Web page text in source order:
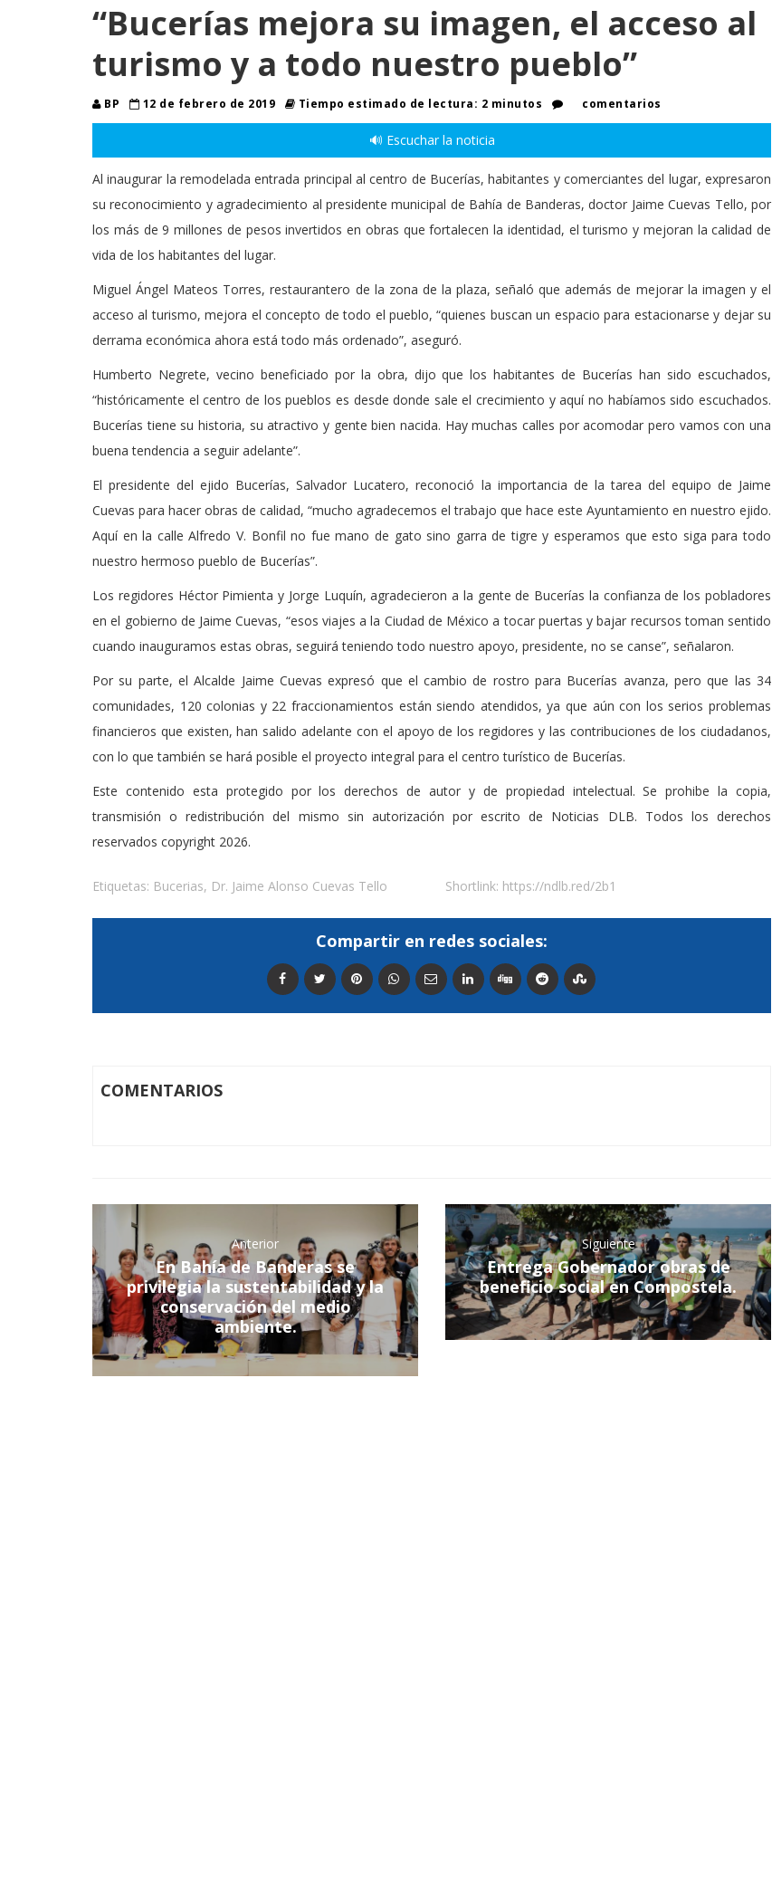
“Bucerías mejora su imagen, el acceso al
turismo y a todo nuestro pueblo”
BP 12 de febrero de 2019 Tiempo estimado de lectura: 2 minutos comentarios
🔊 Escuchar la noticia
Al inaugurar la remodelada entrada principal al centro de Bucerías, habitantes y comerciantes del lugar, expresaron
su reconocimiento y agradecimiento al presidente municipal de Bahía de Banderas, doctor Jaime Cuevas Tello, por
los más de 9 millones de pesos invertidos en obras que fortalecen la identidad, el turismo y mejoran la calidad de
vida de los habitantes del lugar.
Miguel Ángel Mateos Torres, restaurantero de la zona de la plaza, señaló que además de mejorar la imagen y el
acceso al turismo, mejora el concepto de todo el pueblo, “quienes buscan un espacio para estacionarse y dejar su
derrama económica ahora está todo más ordenado”, aseguró.
Humberto Negrete, vecino beneficiado por la obra, dijo que los habitantes de Bucerías han sido escuchados,
“históricamente el centro de los pueblos es desde donde sale el crecimiento y aquí no habíamos sido escuchados.
Bucerías tiene su historia, su atractivo y gente bien nacida. Hay muchas calles por acomodar pero vamos con una
buena tendencia a seguir adelante”.
El presidente del ejido Bucerías, Salvador Lucatero, reconoció la importancia de la tarea del equipo de Jaime
Cuevas para hacer obras de calidad, “mucho agradecemos el trabajo que hace este Ayuntamiento en nuestro ejido.
Aquí en la calle Alfredo V. Bonfil no fue mano de gato sino garra de tigre y esperamos que esto siga para todo
nuestro hermoso pueblo de Bucerías”.
Los regidores Héctor Pimienta y Jorge Luquín, agradecieron a la gente de Bucerías la confianza de los pobladores
en el gobierno de Jaime Cuevas, “esos viajes a la Ciudad de México a tocar puertas y bajar recursos toman sentido
cuando inauguramos estas obras, seguirá teniendo todo nuestro apoyo, presidente, no se canse”, señalaron.
Por su parte, el Alcalde Jaime Cuevas expresó que el cambio de rostro para Bucerías avanza, pero que las 34
comunidades, 120 colonias y 22 fraccionamientos están siendo atendidos, ya que aún con los serios problemas
financieros que existen, han salido adelante con el apoyo de los regidores y las contribuciones de los ciudadanos,
con lo que también se hará posible el proyecto integral para el centro turístico de Bucerías.
Este contenido esta protegido por los derechos de autor y de propiedad intelectual. Se prohibe la copia,
transmisión o redistribución del mismo sin autorización por escrito de Noticias DLB. Todos los derechos
reservados copyright 2026.
Etiquetas: Bucerias, Dr. Jaime Alonso Cuevas Tello Shortlink: https://ndlb.red/2b1
Compartir en redes sociales:
COMENTARIOS
Anterior
En Bahía de Banderas se
privilegia la sustentabilidad y la
conservación del medio
ambiente.
Siguiente
Entrega Gobernador obras de
beneficio social en Compostela.